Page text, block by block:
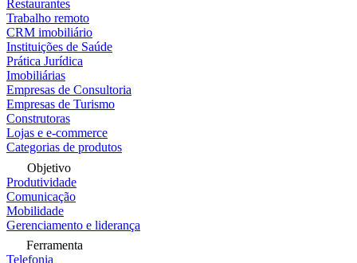
Restaurantes
Trabalho remoto
CRM imobiliário
Instituições de Saúde
Prática Jurídica
Imobiliárias
Empresas de Consultoria
Empresas de Turismo
Construtoras
Lojas e e-commerce
Categorias de produtos
Objetivo
Produtividade
Comunicação
Mobilidade
Gerenciamento e liderança
Ferramenta
Telefonia